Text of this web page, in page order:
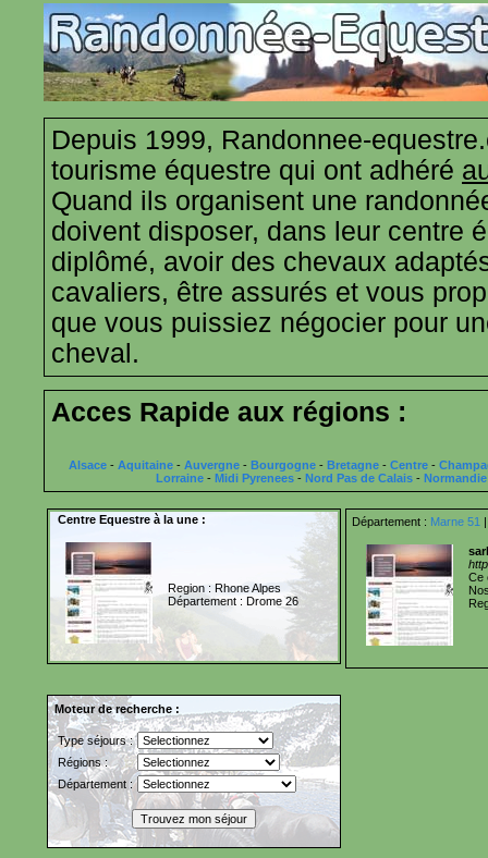
Depuis 1999, Randonnee-
tourisme équestre qui ont adhéré
Quand ils organisent une
doivent disposer, dans leur centre
diplômé, avoir des chevaux
cavaliers, être assurés et vous
que vous puissiez négocier pour
cheval.
Acces Rapide aux régions :
Alsace - Aquitaine - Auvergne - Bourgogne - Bretagne - Centre -
Lorraine- Midi Pyrenees- Nord Pas de Calais- Normandie
Centre Equestre à la une :
Region : Rhone Alpes
Département : Drome 26
Moteur de recherche :
Type séjours :
Régions :
Département :
Département : Marne 51 |
Ce